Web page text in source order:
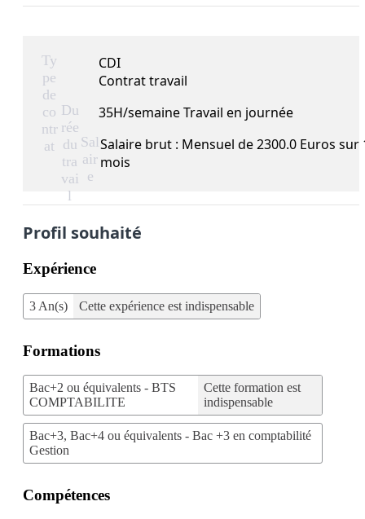
Ty
pe
de
co
ntr
at
CDI
Contrat travail
Du
rée
du
tra
vai
l
35H/semaine Travail en journée
Sal
air
e
Salaire brut : Mensuel de 2300.0 Euros sur
mois
Profil souhaité
Expérience
3 An(s) Cette expérience est indispensable
Formations
Bac+2 ou équivalents - BTS
COMPTABILITE
Cette formation est
indispensable
Bac+3, Bac+4 ou équivalents - Bac +3 en comptabilité
Gestion
Compétences